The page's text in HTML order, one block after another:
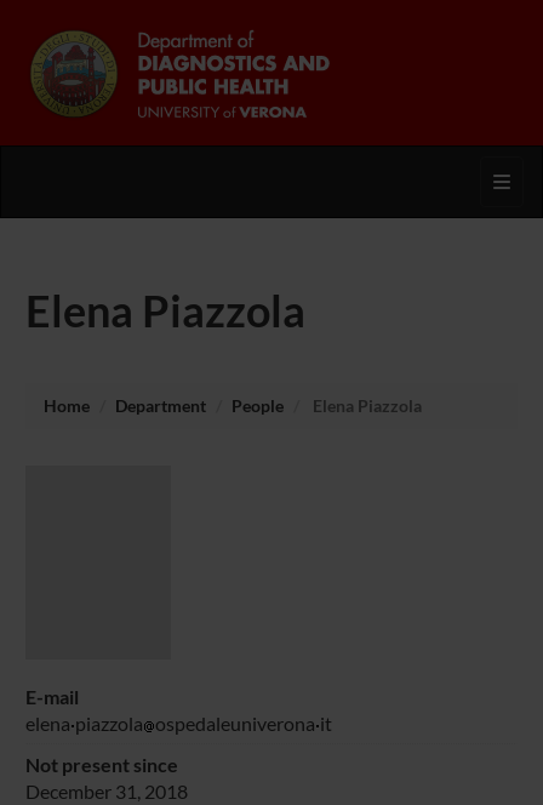
Elena Piazzola
Home Department People Elena Piazzola
E-mail
elena piazzola ospedaleuniverona it
Not present since
December 31, 2018